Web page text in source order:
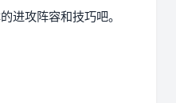
进攻阵容和技巧吧。